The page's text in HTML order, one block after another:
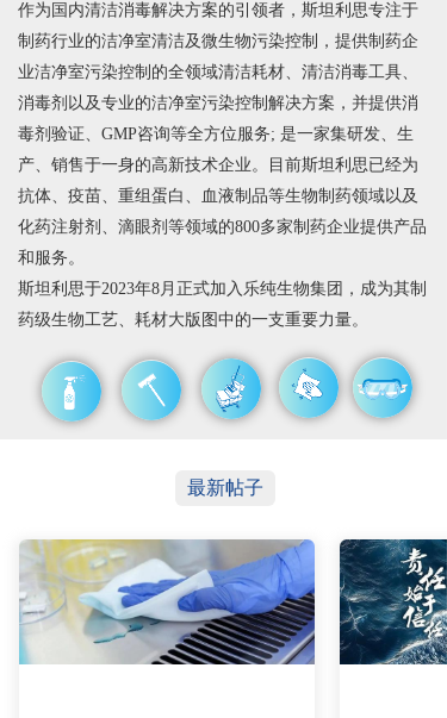
作为国内清洁消毒解决方案的引领者，斯坦利思专注于
制药行业的洁净室清洁及微生物污染控制，提供制药企
业洁净室污染控制的全领域清洁耗材、清洁消毒工具、
消毒剂以及专业的洁净室污染控制解决方案，并提供消
毒剂验证、GMP咨询等全方位服务; 是一家集研发、生
产、销售于一身的高新技术企业。目前斯坦利思已经为
抗体、疫苗、重组蛋白、血液制品等生物制药领域以及
化药注射剂、滴眼剂等领域的800多家制药企业提供产品
和服务。
斯坦利思于2023年8月正式加入乐纯生物集团，成为其制
药级生物工艺、耗材大版图中的一支重要力量。
最新帖子